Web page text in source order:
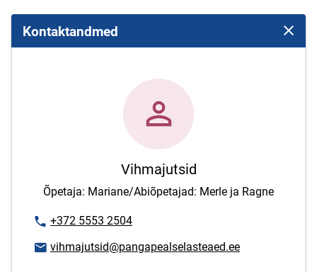
Kontaktandmed Sulge
Vihmajutsid
Õpetaja: Mariane/Abiõpetajad: Merle ja Ragne
Telefoninumber
+372 5553 2504
E-posti aadress
vihmajutsid@pangapealselasteaed.ee